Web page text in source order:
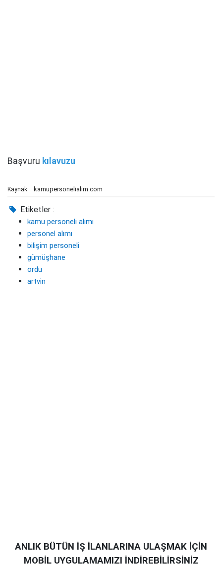
Başvuru kılavuzu
Kaynak: kamupersonelialim.com
Etiketler :
kamu personeli alımı
personel alımı
bilişim personeli
gümüşhane
ordu
artvin
ANLIK BÜTÜN İŞ İLANLARINA ULAŞMAK İÇİN
MOBİL UYGULAMAMIZI İNDİREBİLİRSİNİZ